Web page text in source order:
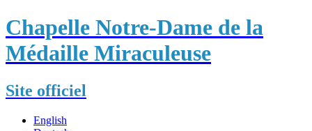
Chapelle Notre-Dame de la
Médaille Miraculeuse
Site officiel
English